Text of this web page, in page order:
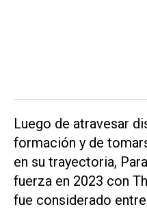
Luego de atravesar
formación y de
en su trayectoria,
fuerza en 2023 con
fue considerado